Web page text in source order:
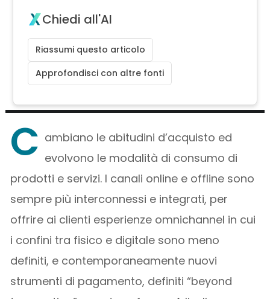
Chiedi all'AI
Riassumi questo articolo
Approfondisci con altre fonti
C ambiano le abitudini d’acquisto ed
evolvono le modalità di consumo di
prodotti e servizi. I canali online e offline sono
sempre più interconnessi e integrati, per
offrire ai clienti esperienze omnichannel in cui
i confini tra fisico e digitale sono meno
definiti, e contemporaneamente nuovi
strumenti di pagamento, definiti “beyond